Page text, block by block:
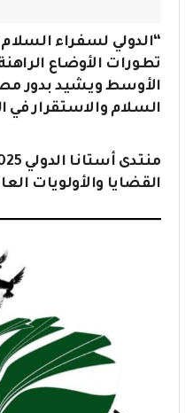
“الدولي لسفراء
تطورات الأوضاع
الأوسط ويشيد بدور
السلام والاستقرار في
القضايا والأولويات